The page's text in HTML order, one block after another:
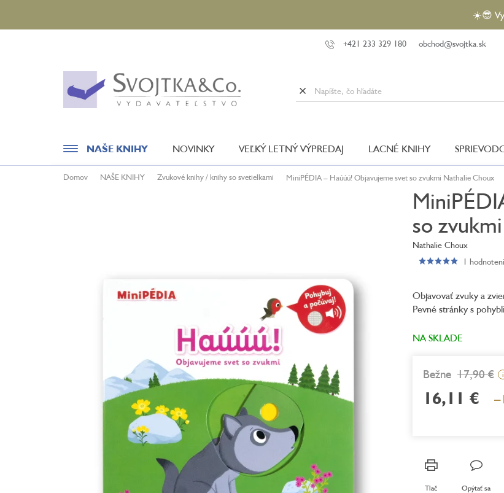
obsah
☀️😎 Využite
+421 233 329 180 obchod@svojtka.sk
NAŠE KNIHY
Rozprávky a príbehy
NOVINKY VEĽKÝ LETNÝ VÝPREDAJ LACNÉ KNIHY
Domov NAŠE KNIHY Zvukové knihy / knihy so svetielkami MiniPÉDIA – Haúúú! Objavujeme svet so zvukmi Nathalie Choux
so zvukmi
Nathalie Choux
Priemerné
je
5,0
5
hviezdičiek.
1
Objavovať zvuky a
Pevné stránky s
NA SKLADE
17,90 € i
16,11 €
Tlač Opýtať sa